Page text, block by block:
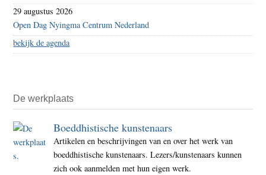
29 augustus 2026
Open Dag Nyingma Centrum Nederland
bekijk de agenda
De werkplaats
Boeddhistische kunstenaars
Artikelen en beschrijvingen van en over het werk van
boeddhistische kunstenaars. Lezers/kunstenaars kunnen
zich ook aanmelden met hun eigen werk.